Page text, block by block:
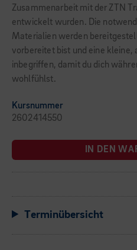
Zusammenarbeit mit der ZTN
entwickelt wurden. Die
Materialien werden
vorbereitet bist und eine kleine,
inbegriffen, damit du dich
wohlfühlst.
Kursnummer
2602414550
IN DEN
Terminübersicht